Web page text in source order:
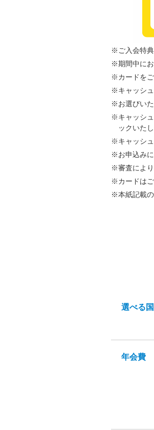
※ご入会特典
※期間中にお
※カードをご
※キャッシュ
※お選びいた
※キャッシ
ックいたし
※キャッシュ
※お申込みに
※審査により
※カードはご
※本紙記載の
選べる
年会費